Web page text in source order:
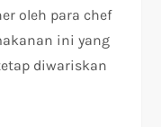
oleh para chef
ini yang
diwariskan